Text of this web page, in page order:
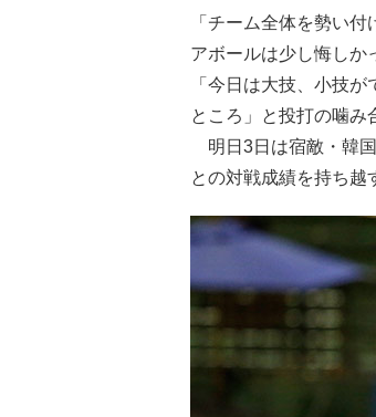
「チーム全体を勢い
アボールは少し悔しか
「今日は大技、小技
ところ」と投打の噛み
明日3日は宿敵・韓国
との対戦成績を持ち越